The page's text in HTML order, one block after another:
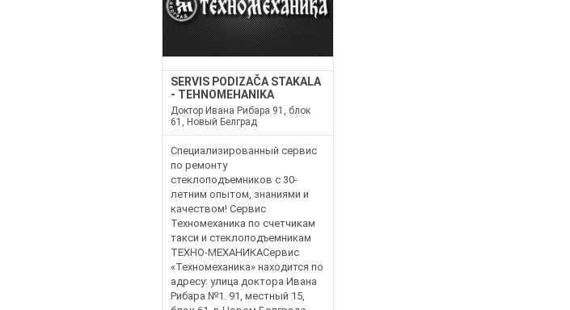
SERVIS PODIZAČA STAKALA
- TEHNOMEHANIKA
Доктор Ивана Рибара 91, блок
61, Новый Белград
Специализированный сервис
по ремонту
стеклоподъемников с 30-
летним опытом, знаниями и
качеством! Сервис
Техномеханика по счетчикам
такси и стеклоподъемникам
ТЕХНО-МЕХАНИКАСервис
«Техномеханика» находится по
адресу: улица доктора Ивана
Рибара №1. 91, местный 15,